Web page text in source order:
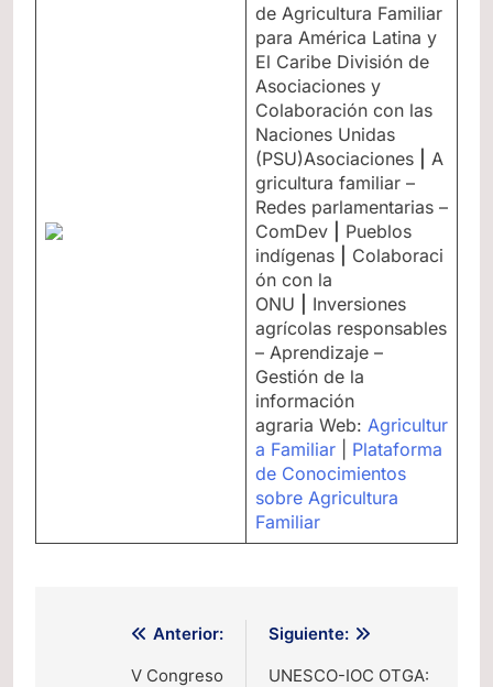
de Agricultura Familiar
para América Latina y
El Caribe División de
Asociaciones y
Colaboración con las
Naciones Unidas
(PSU)Asociaciones
A
gricultura familiar –
Redes parlamentarias –
ComDev
Pueblos
indígenas
Colaboraci
ón con la
ONU
Inversiones
agrícolas responsables
– Aprendizaje –
Gestión de la
información
agraria Web: Agricultur
a Familiar
Plataforma
de Conocimientos
sobre Agricultura
Familiar
Navegación
Anterior:
V Congreso
Siguiente:
UNESCO-IOC OTGA: